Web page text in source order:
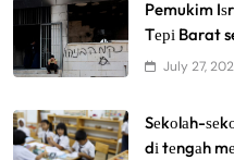
Pemukim
Tері Barat
July 27,
Sеkоlаh-
dі tеngаh